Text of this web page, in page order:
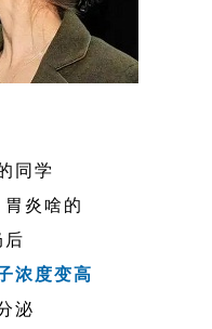
同学
炎啥的
浓度变高
泌